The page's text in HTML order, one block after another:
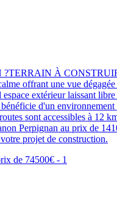
À
offrant une vue
extérieur laissant
d'un
sont accessibles à 12
Perpignan au prix de
projet de construction.